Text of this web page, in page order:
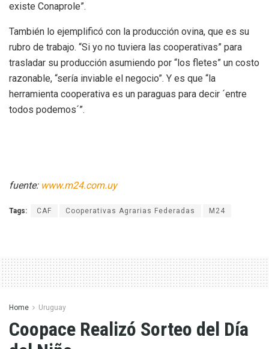
existe Conaprole”.
También lo ejemplificó con la producción ovina, que es su
rubro de trabajo. “Si yo no tuviera las cooperativas” para
trasladar su producción asumiendo por “los fletes” un costo
razonable, “sería inviable el negocio”. Y es que “la
herramienta cooperativa es un paraguas para decir ´entre
todos podemos´”.
fuente: www.m24.com.uy
Tags: CAF Cooperativas Agrarias Federadas M24
Home Uruguay
Coopace Realizó Sorteo del Día